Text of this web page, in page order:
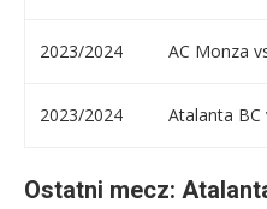
2023/2024 AC Monza
2023/2024 Atalanta BC
Ostatni mecz: